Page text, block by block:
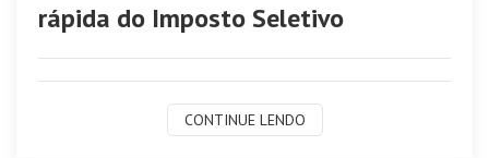
rápida do Imposto Seletivo
CONTINUE LENDO